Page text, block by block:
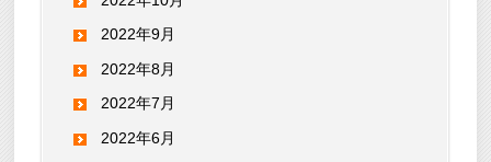
2022年9月
2022年8月
2022年7月
2022年6月